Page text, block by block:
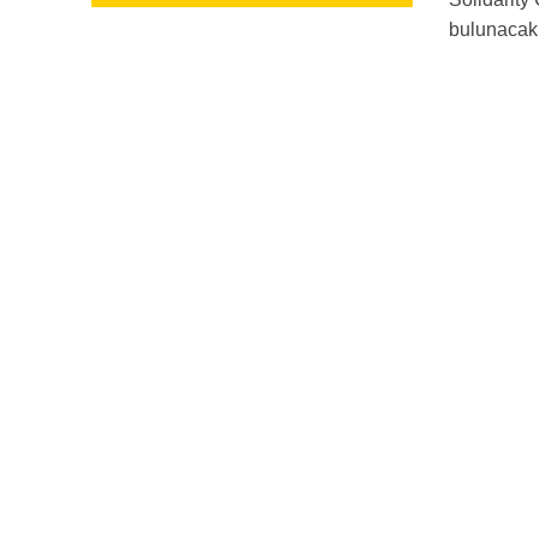
bulunacak